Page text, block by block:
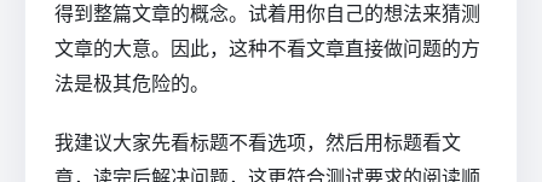
得到整篇文章的概念。试着用你自己的想法来猜测
文章的大意。因此，这种不看文章直接做问题的方
法是极其危险的。
我建议大家先看标题不看选项，然后用标题看文